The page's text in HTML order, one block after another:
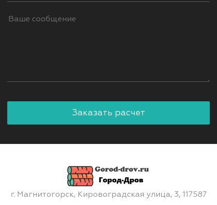
г. Магнитогорск, Кировоградская улица, 3, 117587